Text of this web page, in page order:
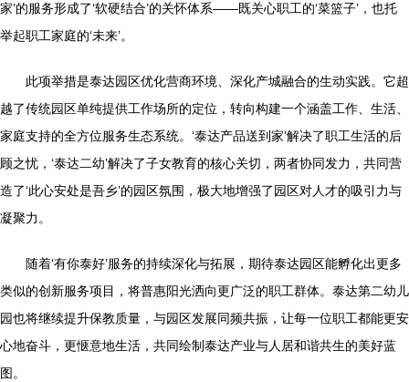
家’的服务形成了‘软硬结合’的关怀体系——既关心职工的‘菜篮子’，也托
举起职工家庭的‘未来’。
此项举措是泰达园区优化营商环境、深化产城融合的生动实践。它超
越了传统园区单纯提供工作场所的定位，转向构建一个涵盖工作、生活、
家庭支持的全方位服务生态系统。‘泰达产品送到家’解决了职工生活的后
顾之忧，‘泰达二幼’解决了子女教育的核心关切，两者协同发力，共同营
造了‘此心安处是吾乡’的园区氛围，极大地增强了园区对人才的吸引力与
凝聚力。
随着‘有你泰好’服务的持续深化与拓展，期待泰达园区能孵化出更多
类似的创新服务项目，将普惠阳光洒向更广泛的职工群体。泰达第二幼儿
园也将继续提升保教质量，与园区发展同频共振，让每一位职工都能更安
心地奋斗，更惬意地生活，共同绘制泰达产业与人居和谐共生的美好蓝
图。